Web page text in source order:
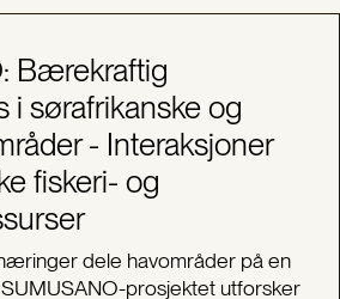
Bærekraftig
i sørafrikanske og
- Interaksjoner
fiskeri- og
dele havområder på en
prosjektet utforsker